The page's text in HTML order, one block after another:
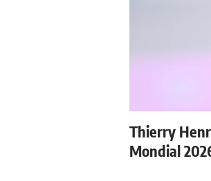
Thierry
Mondial